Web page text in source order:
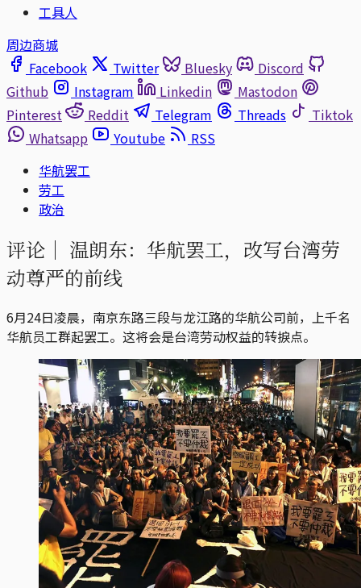
工具人
周边商城
Facebook
Twitter Bluesky
Discord
Github
Instagram Linkedin
Mastodon
Pinterest
Reddit Telegram Threads
Tiktok
Whatsapp
Youtube
RSS
华航罢工
劳工
政治
评论｜ 温朗东：华航罢工，改写台湾劳
动尊严的前线
6月24日凌晨，南京东路三段与龙江路的华航公司前，上千名
华航员工群起罢工。这将会是台湾劳动权益的转捩点。